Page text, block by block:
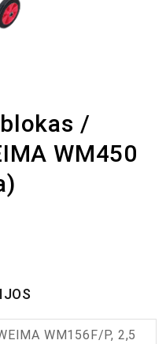
/
WM450
WM156F/P, 2,5